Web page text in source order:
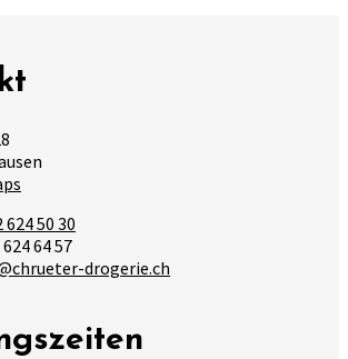
624 50 30
64 57
drogerie.ch